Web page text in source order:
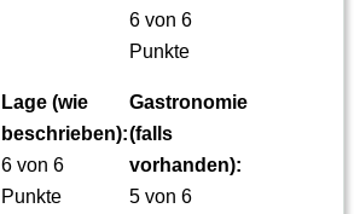
6 von 6
Punkte
Lage (wie
beschrieben):
6 von 6
Punkte
Gastronomie
(falls
vorhanden):
5 von 6